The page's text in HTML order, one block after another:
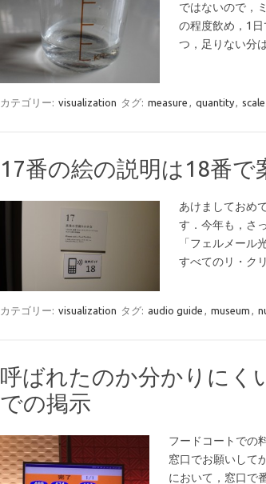
ではないので，
の程度飲め，1
つ，足りない分
カテゴリー: visualization タグ: measure , quantity, scale
17番の絵の説明は18番で
あけましておめ
す．今年も，さ
「フェルメール
すべてのリ・ク
カテゴリー: visualization タグ: audio guide , museum ,
呼ばれたのか分かりにく
での掲示
フードコートでの
窓口でお願いして
において，窓口で